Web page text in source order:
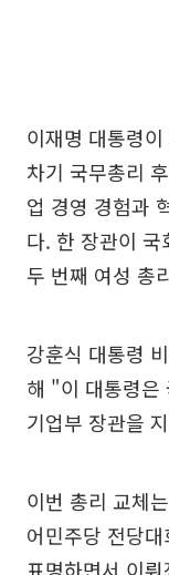
이재명 대통령
차기 국무총리
업 경영 경험과
다. 한 장관이 국
두 번째 여성 총
강훈식 대통령
해 "이 대통령은
기업부 장관을
이번 총리 교체
어민주당 전당